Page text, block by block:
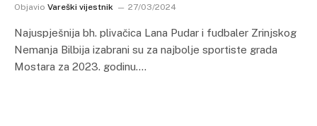
Objavio Vareški vijestnik 27/03/2024
Najuspješnija bh. plivačica Lana Pudar i fudbaler Zrinjskog
Nemanja Bilbija izabrani su za najbolje sportiste grada
Mostara za 2023. godinu.…